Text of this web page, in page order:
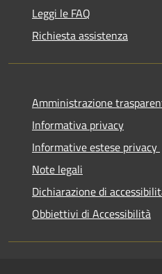
Leggi le FAQ
Richiesta assistenza
Amministrazione
Informativa privacy
Informative estese privacy
Note legali
Dichiarazione di
Obbiettivi di Accessibilità